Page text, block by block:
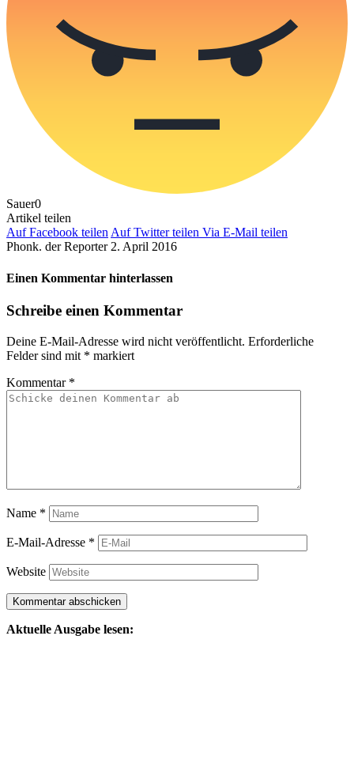
Sauer0
Artikel teilen
Auf Facebook teilen Auf Twitter teilen Via E-Mail teilen
Phonk. der Reporter 2. April 2016
Einen Kommentar hinterlassen
Schreibe einen Kommentar
Deine E-Mail-Adresse wird nicht veröffentlicht. Erforderliche
Felder sind mit * markiert
Kommentar *
Name *
E-Mail-Adresse *
Website
Aktuelle Ausgabe lesen: